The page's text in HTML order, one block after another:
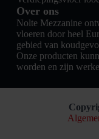
Over ons
Nolte Mezzanine
vloeren door heel
gebied van
Onze producten
worden en zijn